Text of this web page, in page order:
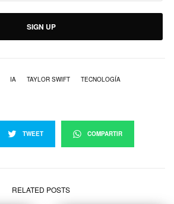
SIGN UP
IA TAYLOR SWIFT TECNOLOGÍA
TWEET COMPARTIR
RELATED POSTS